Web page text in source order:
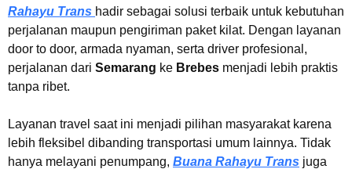
Rahayu Trans hadir sebagai solusi terbaik untuk kebutuhan
perjalanan maupun pengiriman paket kilat. Dengan layanan
door to door, armada nyaman, serta driver profesional,
perjalanan dari Semarang ke Brebes menjadi lebih praktis
tanpa ribet.
Layanan travel saat ini menjadi pilihan masyarakat karena
lebih fleksibel dibanding transportasi umum lainnya. Tidak
hanya melayani penumpang, Buana Rahayu Trans juga